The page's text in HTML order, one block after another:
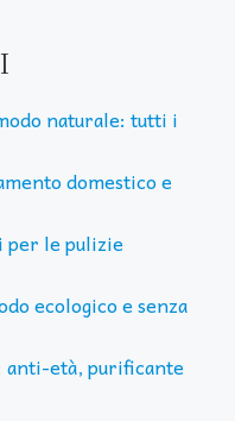
naturale: tutti i
domestico e
per le pulizie
ecologico e senza
anti-età, purificante